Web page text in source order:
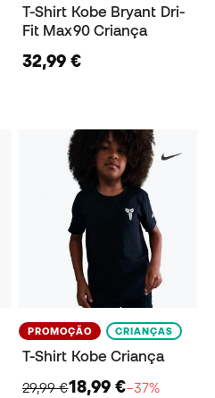
T-Shirt Kobe Bryant Dri-
Fit Max90 Criança
32,99 €
PROMOÇÃO CRIANÇAS
T-Shirt Kobe Criança
29,99 €18,99 €−37%